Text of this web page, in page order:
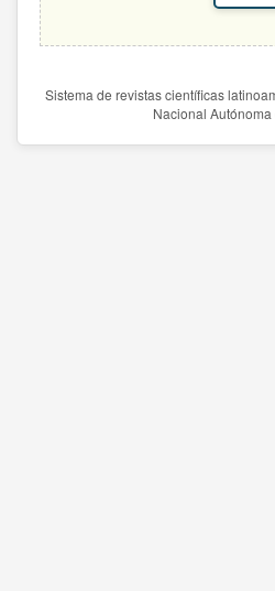
Sistema de revistas científicas
Nacional Autónoma